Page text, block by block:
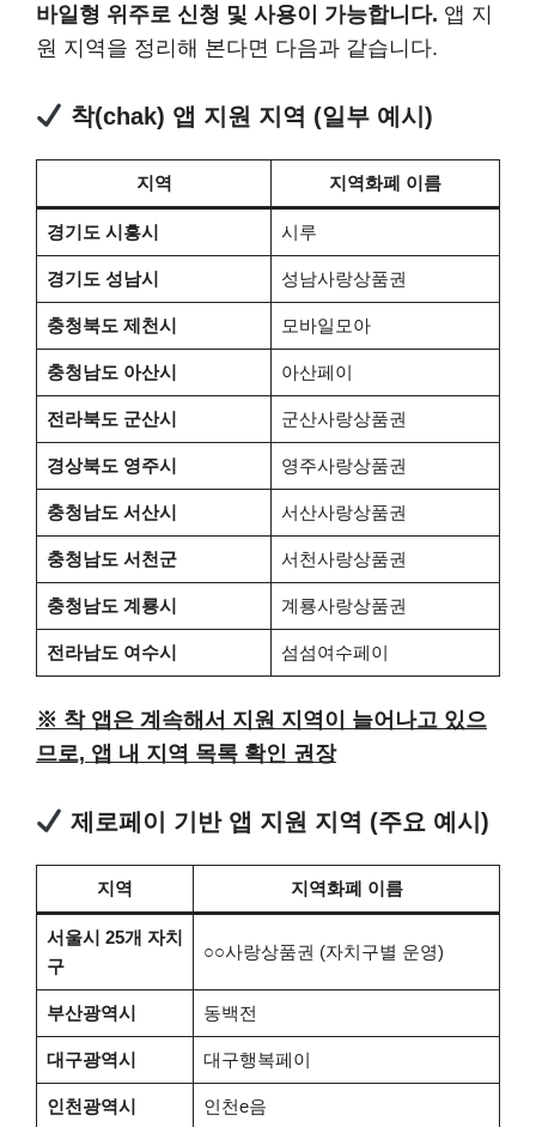
바일형 위주로 신청 및 사용이 가능합니다. 앱 지
원 지역을 정리해 본다면 다음과 같습니다.
착(chak) 앱 지원 지역 (일부 예시)
지역 지역화폐 이름
경기도 시흥시 시루
경기도 성남시 성남사랑상품권
충청북도 제천시 모바일모아
충청남도 아산시 아산페이
전라북도 군산시 군산사랑상품권
경상북도 영주시 영주사랑상품권
충청남도 서산시 서산사랑상품권
충청남도 서천군 서천사랑상품권
충청남도 계룡시 계룡사랑상품권
전라남도 여수시 섬섬여수페이
※ 착 앱은 계속해서 지원 지역이 늘어나고 있으
므로, 앱 내 지역 목록 확인 권장
제로페이 기반 앱 지원 지역 (주요 예시)
지역 지역화폐 이름
서울시 25개 자치
구
○○사랑상품권 (자치구별 운영)
부산광역시 동백전
대구광역시 대구행복페이
인천광역시 인천e음